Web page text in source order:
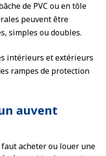
de PVC ou en tôle
peuvent être
simples ou doubles.
intérieurs et extérieurs
rampes de protection
auvent
faut acheter ou louer une